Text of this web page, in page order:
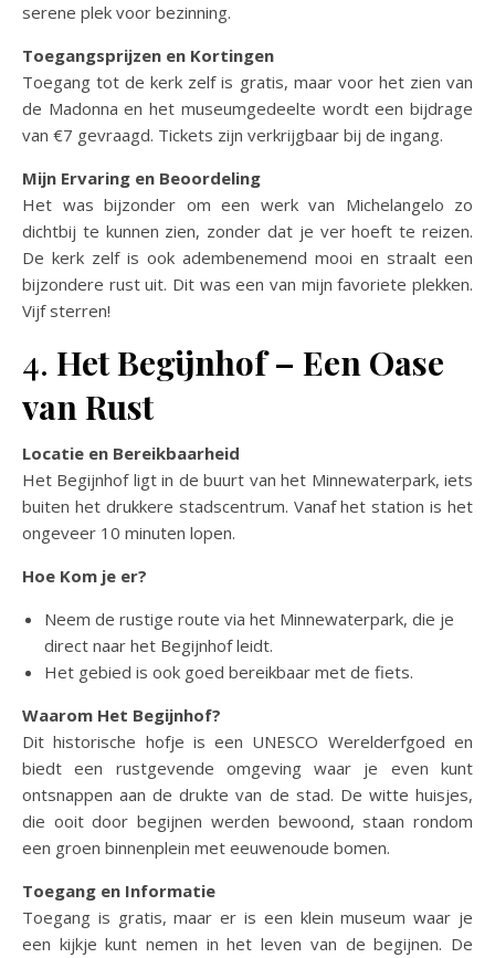
serene plek voor bezinning.
Toegangsprijzen en Kortingen
Toegang tot de kerk zelf is gratis, maar voor het zien van
de Madonna en het museumgedeelte wordt een bijdrage
van €7 gevraagd. Tickets zijn verkrijgbaar bij de ingang.
Mijn Ervaring en Beoordeling
Het was bijzonder om een werk van Michelangelo zo
dichtbij te kunnen zien, zonder dat je ver hoeft te reizen.
De kerk zelf is ook adembenemend mooi en straalt een
bijzondere rust uit. Dit was een van mijn favoriete plekken.
Vijf sterren!
4. Het Begijnhof – Een Oase
van Rust
Locatie en Bereikbaarheid
Het Begijnhof ligt in de buurt van het Minnewaterpark, iets
buiten het drukkere stadscentrum. Vanaf het station is het
ongeveer 10 minuten lopen.
Hoe Kom je er?
Neem de rustige route via het Minnewaterpark, die je
direct naar het Begijnhof leidt.
Het gebied is ook goed bereikbaar met de fiets.
Waarom Het Begijnhof?
Dit historische hofje is een UNESCO Werelderfgoed en
biedt een rustgevende omgeving waar je even kunt
ontsnappen aan de drukte van de stad. De witte huisjes,
die ooit door begijnen werden bewoond, staan rondom
een groen binnenplein met eeuwenoude bomen.
Toegang en Informatie
Toegang is gratis, maar er is een klein museum waar je
een kijkje kunt nemen in het leven van de begijnen. De